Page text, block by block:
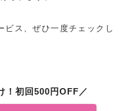
ビス、ぜひ一度チェックし
！初回500円OFF／